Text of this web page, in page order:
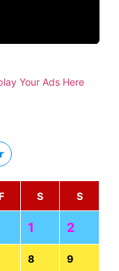
Your Ads Here
F S S
1 2
8 9